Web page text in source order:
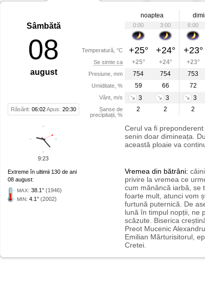
Sâmbătă
08
august
Răsărit: 06:02Apus: 20:30
Temperatură, °C
Se simte ca
Presiune, mm
Umiditate, %
Vânt, m/s
Șanse de
precipitații, %
noaptea
0:00 3:00 6:00
+25° +24° +23°
+25° +24° +23°
754
754 753
59
66 72
3
3 3
2
2 2
Cerul va fi
senin doar dimineața.
această ploaie va
Extreme în ultimii 130 de ani
08 august:
MAX: 38.1° (1946)
MIN: 4.1° (2002)
Vremea din bătrâni:
privire la vremea ce
cum mănâncă iarbă, se
foarte mult, atunci vom
furtună puternică. De
lună în timpul nopții, ne
scăzute. Biserica
Preot Mucenic
Emilian Mărturisitorul,
Cretei.
9:23